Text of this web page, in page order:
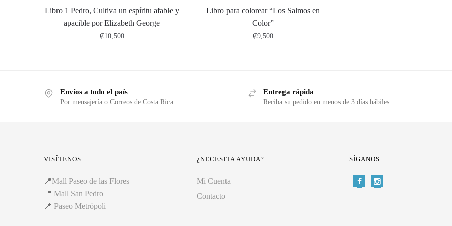
Libro 1 Pedro, Cultiva un espíritu afable y
apacible por Elizabeth George
₡10,500
Libro para colorear “Los Salmos en
Color”
₡9,500
Envíos a todo el país
Por mensajería o Correos de Costa Rica
Entrega rápida
Reciba su pedido en menos de 3 días hábiles
VISÍTENOS
📍Mall Paseo de las Flores
📍 Mall San Pedro
📍 Paseo Metrópoli
¿NECESITA AYUDA?
Mi Cuenta
Contacto
SÍGANOS